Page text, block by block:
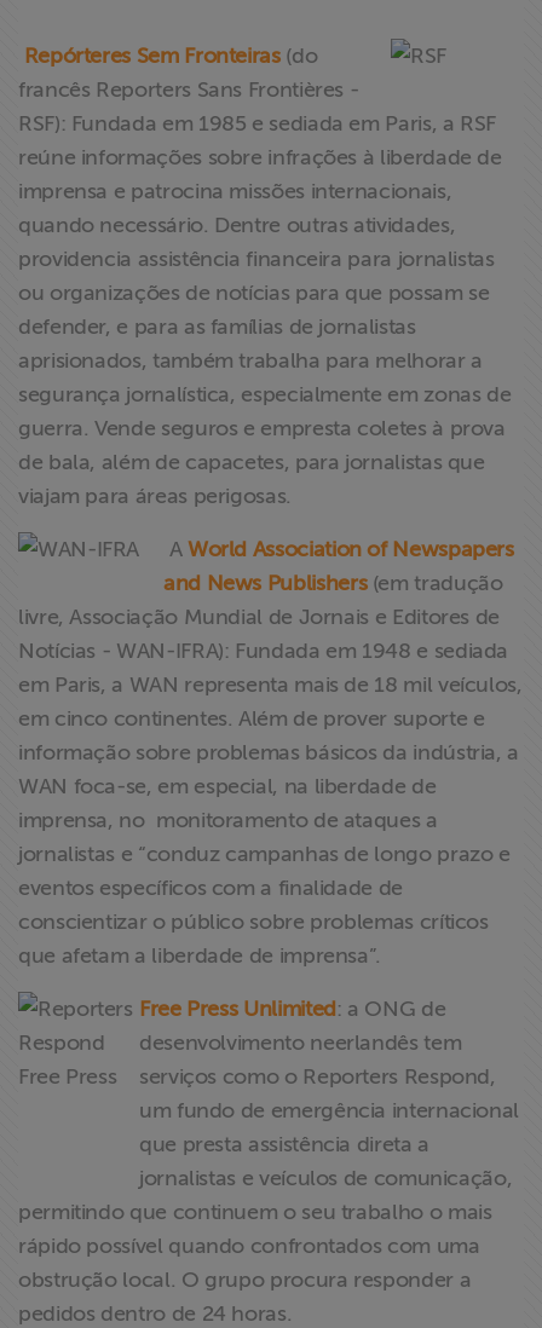
Repórteres Sem Fronteiras(do
francês Reporters Sans Frontières -
RSF): Fundada em 1985 e sediada em Paris, a RSF
reúne informações sobre infrações à liberdade de
imprensa e patrocina missões internacionais,
quando necessário. Dentre outras atividades,
providencia assistência financeira para jornalistas
ou organizações de notícias para que possam se
defender, e para as famílias de jornalistas
aprisionados, também trabalha para melhorar a
segurança jornalística, especialmente em zonas de
guerra. Vende seguros e empresta coletes à prova
de bala, além de capacetes, para jornalistas que
viajam para áreas perigosas.
A World Association of Newspapers
and News Publishers(em tradução
livre, Associação Mundial de Jornais e Editores de
Notícias - WAN-IFRA): Fundada em 1948 e sediada
em Paris, a WAN representa mais de 18 mil veículos,
em cinco continentes. Além de prover suporte e
informação sobre problemas básicos da indústria, a
WAN foca-se, em especial, na liberdade de
imprensa, no monitoramento de ataques a
jornalistas e “conduz campanhas de longo prazo e
eventos específicos com a finalidade de
conscientizar o público sobre problemas críticos
que afetam a liberdade de imprensa”.
Free Press Unlimited: a ONG de
desenvolvimento neerlandês tem
serviços como o Reporters Respond,
um fundo de emergência internacional
que presta assistência direta a
jornalistas e veículos de comunicação,
permitindo que continuem o seu trabalho o mais
rápido possível quando confrontados com uma
obstrução local. O grupo procura responder a
pedidos dentro de 24 horas.